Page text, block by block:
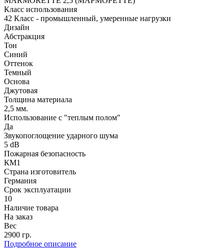
Класс использования
42 Класс - промышленный, умеренные нагрузки
Дизайн
Абстракция
Тон
Синий
Оттенок
Темный
Основа
Джутовая
Толщина материала
2,5 мм.
Использование с "теплым полом"
Да
Звукопоглощение ударного шума
5 dB
Пожарная безопасность
КМ1
Страна изготовитель
Германия
Срок эксплуатации
10
Наличие товара
На заказ
Вес
2900 гр.
Подробное описание